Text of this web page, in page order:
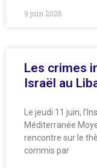
9 juin 2026
Les crimes
Israël au
Le jeudi 11 juin,
Méditerranée
rencontre sur le
commis par